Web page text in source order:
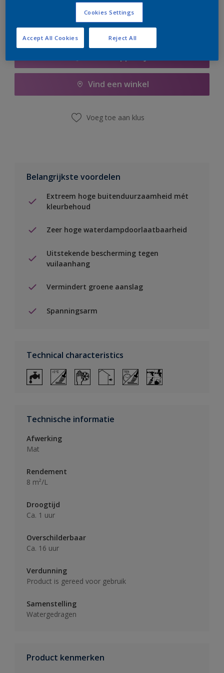
Vind een winkel
Voeg toe aan klus
Belangrijkste voordelen
Extreem hoge buitenduurzaamheid mét
kleurbehoud
Zeer hoge waterdampdoorlaatbaarheid
Uitstekende bescherming tegen
vuilaanhang
Vermindert groene aanslag
Spanningsarm
Technical characteristics
Technische informatie
Afwerking
Mat
Rendement
8 m²/L
Droogtijd
Ca. 1 uur
Overschilderbaar
Ca. 16 uur
Verdunning
Product is gereed voor gebruik
Samenstelling
Watergedragen
Product kenmerken
Cookies Settings
Reject All
Accept All Cookies